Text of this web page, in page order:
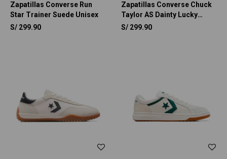
Zapatillas Converse Run
Star Trainer Suede Unisex
S/ 299.90
Zapatillas Converse Chuck
Taylor AS Dainty Lucky
Metallic Unisex
S/ 299.90